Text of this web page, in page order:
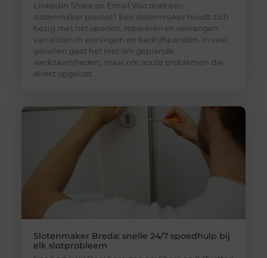
LinkedIn Share on Email Wat doet een
slotenmaker precies? Een slotenmaker houdt zich
bezig met het openen, repareren en vervangen
van sloten in woningen en bedrijfspanden. In veel
gevallen gaat het niet om geplande
werkzaamheden, maar om acute problemen die
direct opgelost
Slotenmaker Breda: snelle 24/7 spoedhulp bij
elk slotprobleem